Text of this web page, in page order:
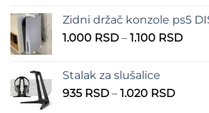
555
do
Zidni držač konzole ps5
1.000 RSD – 1.100 RSD
Stalak za slušalice
935 RSD – 1.020 RSD